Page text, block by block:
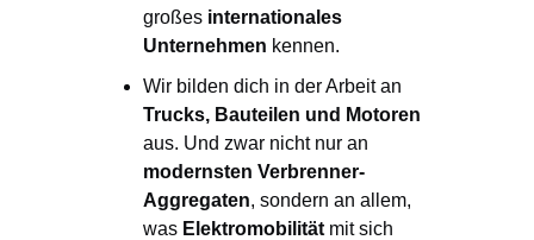
großes internationales
Unternehmen kennen.
Wir bilden dich in der Arbeit an
Trucks, Bauteilen und Motoren
aus. Und zwar nicht nur an
modernsten Verbrenner-
Aggregaten, sondern an allem,
was Elektromobilität mit sich